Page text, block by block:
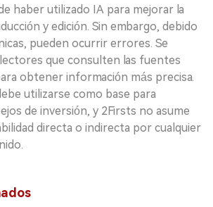
haber utilizado IA para mejorar la
y edición. Sin embargo, debido
pueden ocurrir errores. Se
que consulten las fuentes
obtener información más precisa.
utilizarse como base para
de inversión, y 2Firsts no asume
directa o indirecta por cualquier